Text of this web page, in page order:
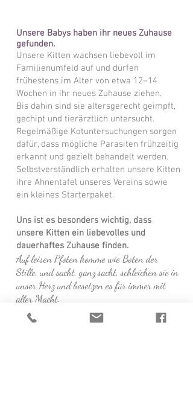
Unsere Babys haben ihr neues Zuhause
gefunden.
Unsere Kitten wachsen liebevoll im
Familienumfeld auf und dürfen
frühestens im Alter von etwa 12–14
Wochen in ihr neues Zuhause ziehen.
Bis dahin sind sie altersgerecht geimpft,
gechipt und tierärztlich untersucht.
Regelmäßige Kotuntersuchungen sorgen
dafür, dass mögliche Parasiten frühzeitig
erkannt und gezielt behandelt werden.
Selbstverständlich erhalten unsere Kitten
ihre Ahnentafel unseres Vereins sowie
ein kleines Starterpaket.
Uns ist es besonders wichtig, dass
unsere Kitten ein liebevolles und
dauerhaftes Zuhause finden.
Auf leisen Pfoten komme wie Boten der
Stille, und sacht, ganz sacht, schleichen sie in
unser Herz und besetzen es für immer mit
aller Macht.
(Eleonore Gualdi)